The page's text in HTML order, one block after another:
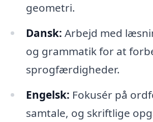
geometri.
Dansk: Arbejd med
og grammatik for at
sprogfærdigheder.
Engelsk: Fokusér på
samtale, og skriftlige